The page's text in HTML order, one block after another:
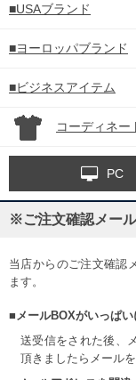
■USAブランド
■ヨーロッパブランド
■ビジネスアイテム
コーディネー
PC
※ご注文確認メー
当店からのご注文確認
ます。
■メールBOXがいっぱい
送受信をされた後、
頂きましたらメール